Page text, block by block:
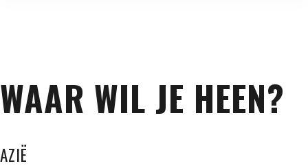
WAAR WIL JE HEEN?
AZIË